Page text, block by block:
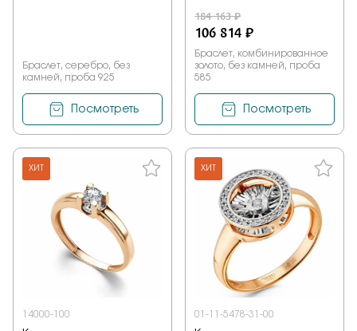
Браслет, серебро, без
камней, проба 925
Посмотреть
184 163 ₽
106 814 ₽
Браслет, комбинированное
золото, без камней, проба
585
Посмотреть
ХИТ
14000-100
ХИТ
01-11-5478-31-00